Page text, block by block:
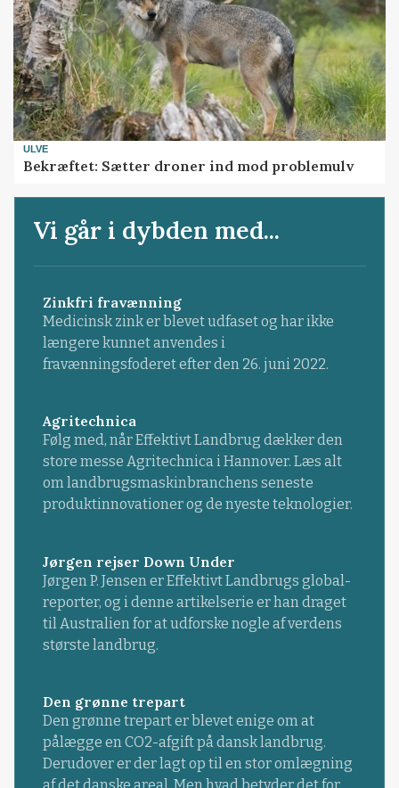
ULVE
Bekræftet: Sætter droner ind mod problemulv
Vi går i dybden med...
Zinkfri fravænning
Medicinsk zink er blevet udfaset og har ikke
længere kunnet anvendes i
fravænningsfoderet efter den 26. juni 2022.
Agritechnica
Følg med, når Effektivt Landbrug dækker den
store messe Agritechnica i Hannover. Læs alt
om landbrugsmaskinbranchens seneste
produktinnovationer og de nyeste teknologier.
Jørgen rejser Down Under
Jørgen P. Jensen er Effektivt Landbrugs global-
reporter, og i denne artikelserie er han draget
til Australien for at udforske nogle af verdens
største landbrug.
Den grønne trepart
Den grønne trepart er blevet enige om at
pålægge en CO2-afgift på dansk landbrug.
Derudover er der lagt op til en stor omlægning